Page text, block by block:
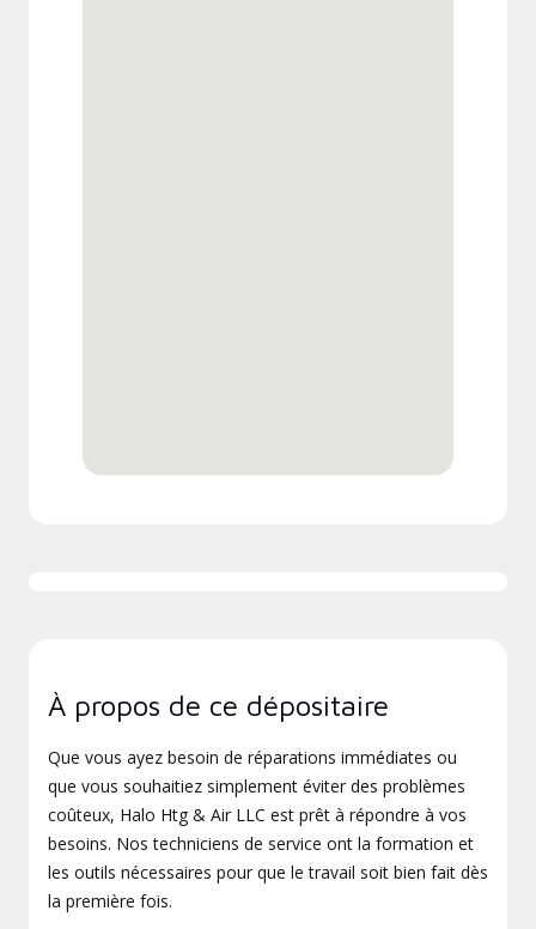
À propos de ce dépositaire
Que vous ayez besoin de réparations immédiates ou
que vous souhaitiez simplement éviter des problèmes
coûteux, Halo Htg & Air LLC est prêt à répondre à vos
besoins. Nos techniciens de service ont la formation et
les outils nécessaires pour que le travail soit bien fait dès
la première fois.